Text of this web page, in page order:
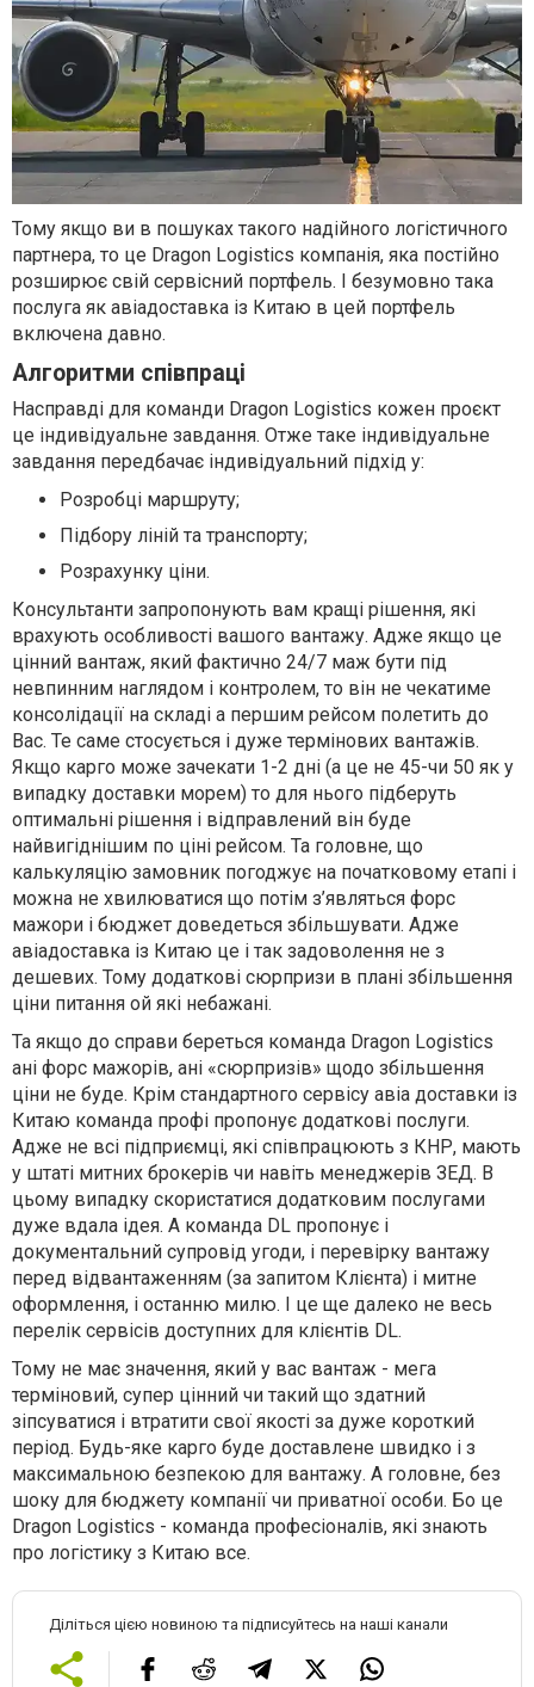
Тому якщо ви в пошуках такого надійного логістичного
партнера, то це Dragon Logistics компанія, яка постійно
розширює свій сервісний портфель. І безумовно така
послуга як авіадоставка із Китаю в цей портфель
включена давно.
Алгоритми співпраці
Насправді для команди Dragon Logistics кожен проєкт
це індивідуальне завдання. Отже таке індивідуальне
завдання передбачає індивідуальний підхід у:
Розробці маршруту;
Підбору ліній та транспорту;
Розрахунку ціни.
Консультанти запропонують вам кращі рішення, які
врахують особливості вашого вантажу. Адже якщо це
цінний вантаж, який фактично 24/7 маж бути під
невпинним наглядом і контролем, то він не чекатиме
консолідації на складі а першим рейсом полетить до
Вас. Те саме стосується і дуже термінових вантажів.
Якщо карго може зачекати 1-2 дні (а це не 45-чи 50 як у
випадку доставки морем) то для нього підберуть
оптимальні рішення і відправлений він буде
найвигіднішим по ціні рейсом. Та головне, що
калькуляцію замовник погоджує на початковому етапі і
можна не хвилюватися що потім з’являться форс
мажори і бюджет доведеться збільшувати. Адже
авіадоставка із Китаю це і так задоволення не з
дешевих. Тому додаткові сюрпризи в плані збільшення
ціни питання ой які небажані.
Та якщо до справи береться команда Dragon Logistics
ані форс мажорів, ані «сюрпризів» щодо збільшення
ціни не буде. Крім стандартного сервісу авіа доставки із
Китаю команда профі пропонує додаткові послуги.
Адже не всі підприємці, які співпрацюють з КНР, мають
у штаті митних брокерів чи навіть менеджерів ЗЕД. В
цьому випадку скористатися додатковим послугами
дуже вдала ідея. А команда DL пропонує і
документальний супровід угоди, і перевірку вантажу
перед відвантаженням (за запитом Клієнта) і митне
оформлення, і останню милю. І це ще далеко не весь
перелік сервісів доступних для клієнтів DL.
Тому не має значення, який у вас вантаж - мега
терміновий, супер цінний чи такий що здатний
зіпсуватися і втратити свої якості за дуже короткий
період. Будь-яке карго буде доставлене швидко і з
максимальною безпекою для вантажу. А головне, без
шоку для бюджету компанії чи приватної особи. Бо це
Dragon Logistics - команда професіоналів, які знають
про логістику з Китаю все.
Діліться цією новиною та підписуйтесь на наші канали